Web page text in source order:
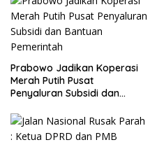
Prabowo Jadikan Koperasi
Merah Putih Pusat
Penyaluran Subsidi dan